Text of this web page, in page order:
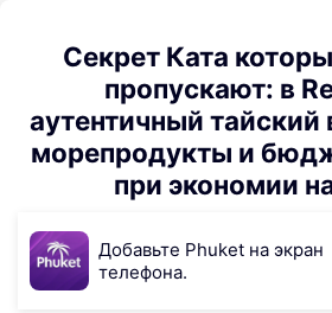
Секрет Ката
пропускают: в
аутентичный тайский
морепродукты и
при экономии
Добавьте Phuket на экран
телефона.